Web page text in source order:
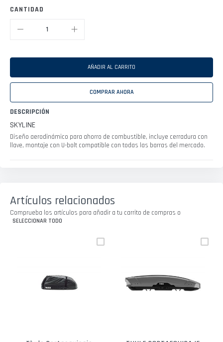
CANTIDAD
AÑADIR AL CARRITO
COMPRAR AHORA
DESCRIPCIÓN
SKYLINE
Diseño aerodinámico para ahorro de combustible, incluye cerradura con
llave, montaje con U-bolt compatible con todas las barras del mercado.
Artículos relacionados
Comprueba los artículos para añadir a tu carrito de compras o
SELECCIONAR TODO